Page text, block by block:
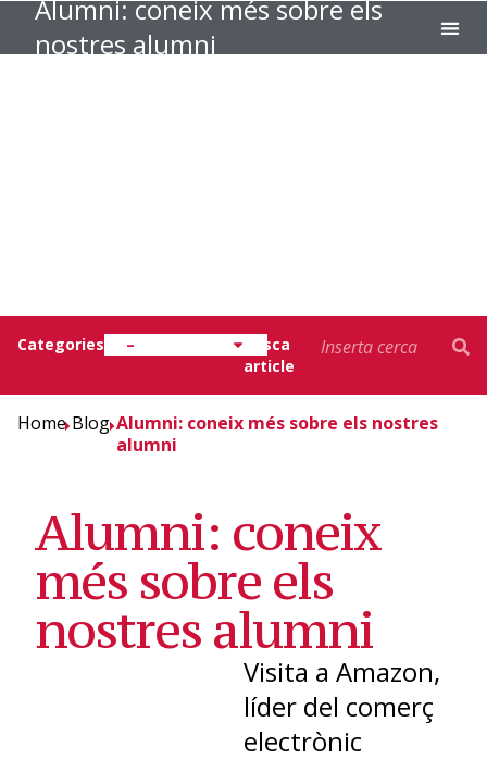
Alumni: coneix més sobre els
nostres alumni
Categories –
Busca
article
Home Blog Alumni: coneix més sobre els nostres
alumni
Alumni: coneix
més sobre els
nostres alumni
Visita a Amazon,
líder del comerç
electrònic